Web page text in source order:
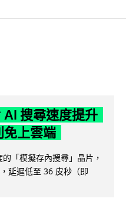
搜尋速度提升
免上雲端
「模擬存內搜尋」晶片，
延遲低至 36 皮秒（即